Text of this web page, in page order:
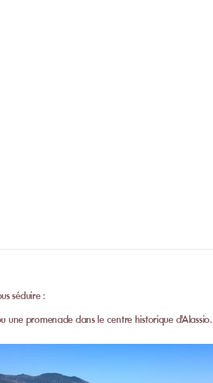
séduire :
une promenade dans le centre historique